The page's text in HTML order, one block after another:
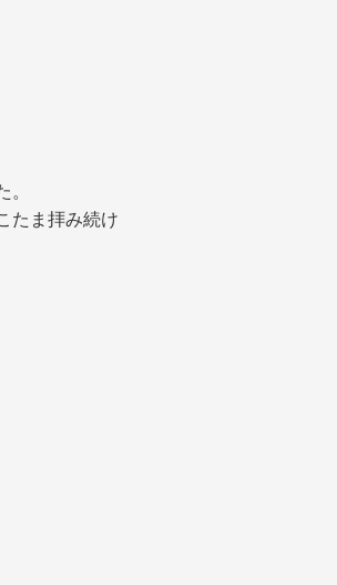
。
たま拝み続け